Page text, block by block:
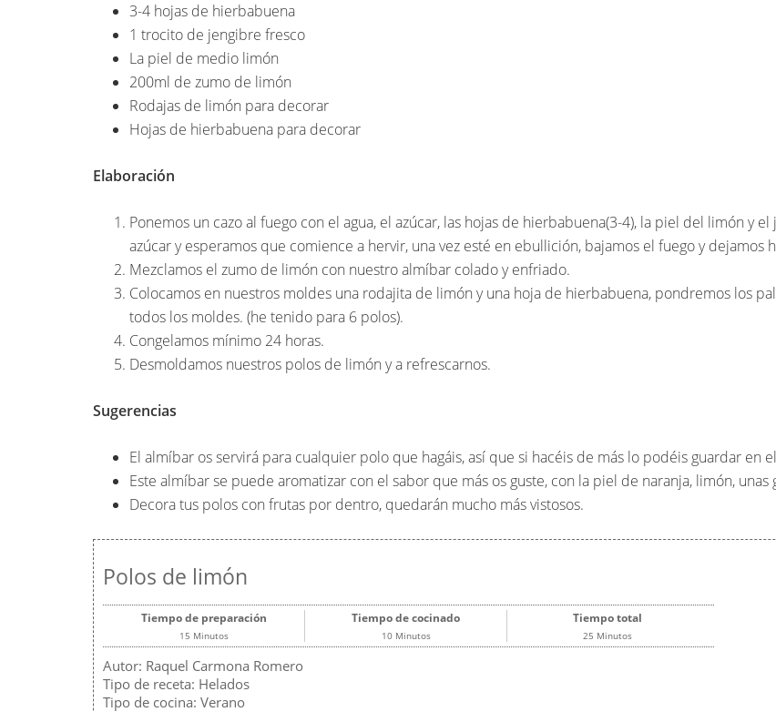
3-4 hojas de hierbabuena
1 trocito de jengibre fresco
La piel de medio limón
200ml de zumo de limón
Rodajas de limón para decorar
Hojas de hierbabuena para decorar
Elaboración
Ponemos un cazo al fuego con el agua, el azúcar, las hojas de hierbabuena(3-4), la piel del limón y
azúcar y esperamos que comience a hervir, una vez esté en ebullición, bajamos el fuego y dejamos
Mezclamos el zumo de limón con nuestro almíbar colado y enfriado.
Colocamos en nuestros moldes una rodajita de limón y una hoja de hierbabuena, pondremos los
todos los moldes. (he tenido para 6 polos).
Congelamos mínimo 24 horas.
Desmoldamos nuestros polos de limón y a refrescarnos.
Sugerencias
El almíbar os servirá para cualquier polo que hagáis, así que si hacéis de más lo podéis guardar
Este almíbar se puede aromatizar con el sabor que más os guste, con la piel de naranja, limón, unas
Decora tus polos con frutas por dentro, quedarán mucho más vistosos.
Polos de limón
Tiempo de preparación
15 Minutos
Tiempo de cocinado
10 Minutos
Tiempo total
25 Minutos
Autor: Raquel Carmona Romero
Tipo de receta: Helados
Tipo de cocina: Verano